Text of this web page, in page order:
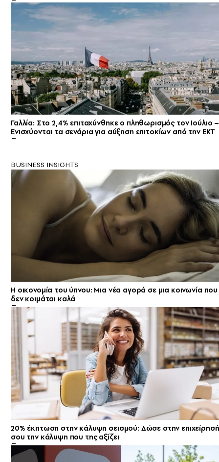
Γαλλία: Στο 2,4% επιταχύνθηκε ο πληθωρισμός τον Ιούλιο –
Ενισχύονται τα σενάρια για αύξηση επιτοκίων από την ΕΚΤ
BUSINESS INSIGHTS
Η οικονομία του ύπνου: Μια νέα αγορά σε μια κοινωνία που
δεν κοιμάται καλά
20% έκπτωση στην κάλυψη σεισμού: Δώσε στην επιχείρησή
σου την κάλυψη που της αξίζει